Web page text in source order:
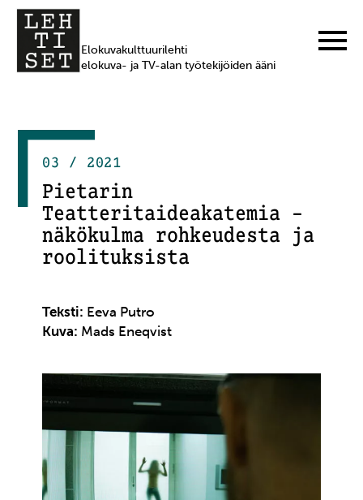
Elokuvakulttuurilehti
elokuva- ja TV-alan työtekijöiden ääni
03 / 2021
Pietarin
Teatteritaideakatemia –
näkökulma rohkeudesta ja
roolituksista
Teksti: Eeva Putro
Kuva: Mads Eneqvist